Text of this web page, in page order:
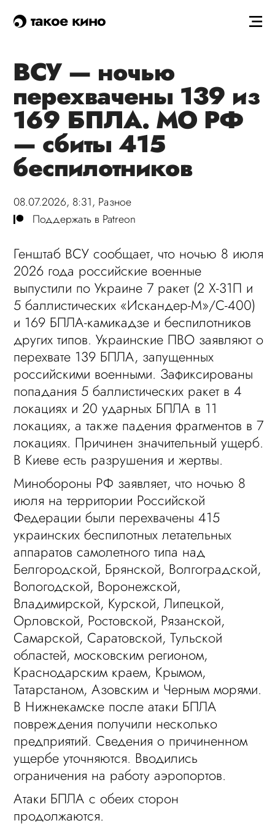
такое кино
ВСУ — ночью
перехвачены 139 из
169 БПЛА. МО РФ
— сбиты 415
беспилотников
08.07.2026, 8:31, Разное
Поддержать в Patreon
Генштаб ВСУ сообщает, что ночью 8 июля
2026 года российские военные
выпустили по Украине 7 ракет (2 Х-31П и
5 баллистических «Искандер-М»/С-400)
и 169 БПЛА-камикадзе и беспилотников
других типов. Украинские ПВО заявляют о
перехвате 139 БПЛА, запущенных
российскими военными. Зафиксированы
попадания 5 баллистических ракет в 4
локациях и 20 ударных БПЛА в 11
локациях, а также падения фрагментов в 7
локациях. Причинен значительный ущерб.
В Киеве есть разрушения и жертвы.
Минобороны РФ заявляет, что ночью 8
июля на территории Российской
Федерации были перехвачены 415
украинских беспилотных летательных
аппаратов самолетного типа над
Белгородской, Брянской, Волгоградской,
Вологодской, Воронежской,
Владимирской, Курской, Липецкой,
Орловской, Ростовской, Рязанской,
Самарской, Саратовской, Тульской
областей, московским регионом,
Краснодарским краем, Крымом,
Татарстаном, Азовским и Черным морями.
В Нижнекамске после атаки БПЛА
повреждения получили несколько
предприятий. Сведения о причиненном
ущербе уточняются. Вводились
ограничения на работу аэропортов.
Атаки БПЛА с обеих сторон
продолжаются.